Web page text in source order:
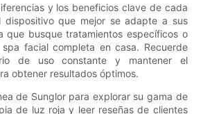
y los beneficios clave de cada
dispositivo que mejor se adapte a sus
que busque tratamientos específicos o
facial completa en casa. Recuerde
de uso constante y mantener el
obtener resultados óptimos.
de Sunglor para explorar su gama de
de luz roja y leer reseñas de clientes